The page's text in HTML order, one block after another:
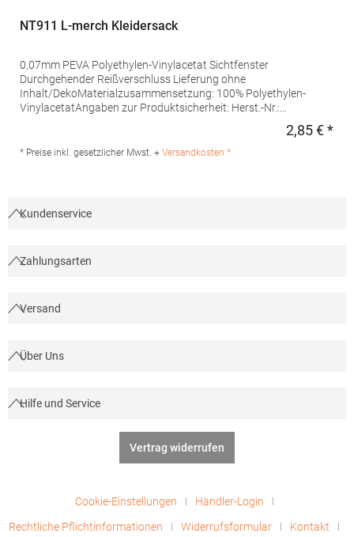
NT911 L-merch Kleidersack
0,07mm PEVA Polyethylen-Vinylacetat Sichtfenster
Durchgehender Reißverschluss Lieferung ohne
Inhalt/DekoMaterialzusammensetzung: 100% Polyethylen-
VinylacetatAngaben zur Produktsicherheit: Herst.-Nr.:
199 44139 Dortmund Deutschland E-Mail: info@printwear.eu
2,85 € *
* Preise inkl. gesetzlicher Mwst. + Versandkosten *
Kundenservice
Zahlungsarten
Versand
Über Uns
Hilfe und Service
Vertrag widerrufen
Cookie-Einstellungen
Händler-Login
Rechtliche Pflichtinformationen
Widerrufsformular Kontakt